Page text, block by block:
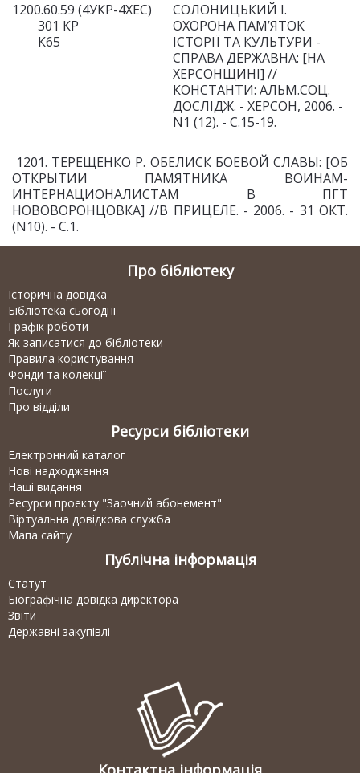
1200.60.59 (4УКР-4ХЕС)
301 КР
К65
СОЛОНИЦЬКИЙ І.
ОХОРОНА ПАМ’ЯТОК
ІСТОРІЇ ТА КУЛЬТУРИ -
СПРАВА ДЕРЖАВНА: [НА
ХЕРСОНЩИНІ] //
КОНСТАНТИ: АЛЬМ.СОЦ.
ДОСЛІДЖ. - ХЕРСОН, 2006. -
N1 (12). - С.15-19.
1201. ТЕРЕЩЕНКО Р. ОБЕЛИСК БОЕВОЙ СЛАВЫ: [ОБ
ОТКРЫТИИ ПАМЯТНИКА ВОИНАМ-
ИНТЕРНАЦИОНАЛИСТАМ В ПГТ
НОВОВОРОНЦОВКА] //В ПРИЦЕЛЕ. - 2006. - 31 ОКТ.
(N10). - С.1.
Про бібліотеку
Історична довідка
Бібліотека сьогодні
Графік роботи
Як записатися до бібліотеки
Правила користування
Фонди та колекції
Послуги
Про відділи
Ресурси бібліотеки
Електронний каталог
Нові надходження
Наші видання
Ресурси проекту "Заочний абонемент"
Віртуальна довідкова служба
Мапа сайту
Публічна інформація
Статут
Біографічна довідка директора
Звіти
Державні закупівлі